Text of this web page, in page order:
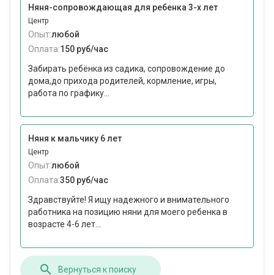
Няня-сопровождающая для ребенка 3-х лет
Центр
Опыт:любой
Оплата:150 руб/час
Забирать ребёнка из садика, сопровождение до
дома,до прихода родителей, кормление, игры,
работа по графику...
Няня к мальчику 6 лет
Центр
Опыт:любой
Оплата:350 руб/час
Здравствуйте! Я ищу надежного и внимательного
работника на позицию няни для моего ребенка в
возрасте 4-6 лет...
Вернуться к поиску